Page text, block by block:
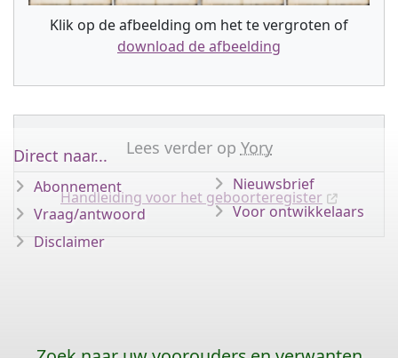
Klik op de afbeelding om het te vergroten of
download de afbeelding
Lees verder op Yory
Handleiding voor het geboorteregister
Direct naar...
Abonnement
Vraag/antwoord
Disclaimer
Nieuwsbrief
Voor ontwikkelaars